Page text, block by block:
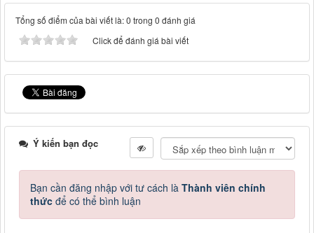
Tổng số điểm của bài viết là: 0 trong 0 đánh giá
Click để đánh giá bài viết
Ý kiến bạn đọc
Bạn cần đăng nhập với tư cách là Thành viên chính
thức để có thể bình luận